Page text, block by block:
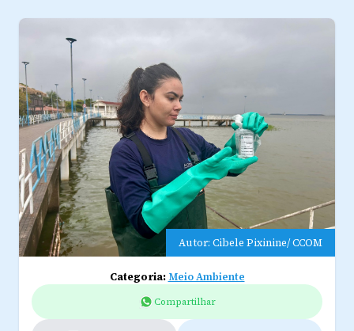
Autor: Cibele Pixinine/ CCOM
Categoria:Meio Ambiente
Compartilhar